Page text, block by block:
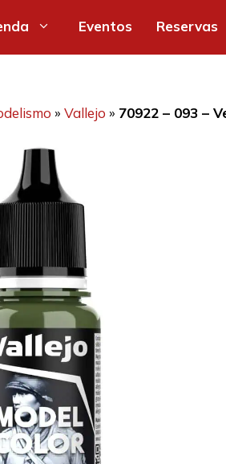
Eventos Reservas
» Vallejo » 70922 – 093 –